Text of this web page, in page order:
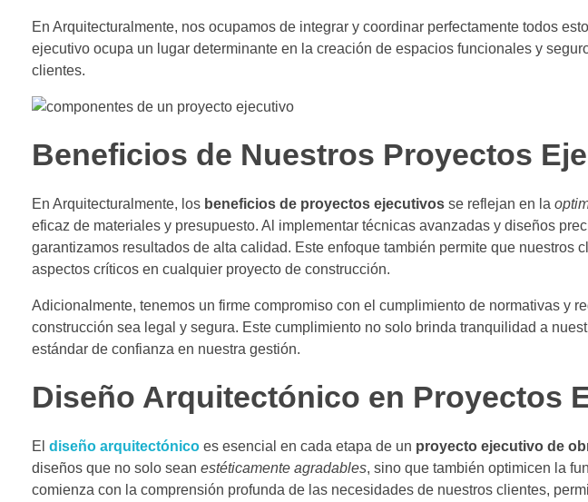
En Arquitecturalmente, nos ocupamos de integrar y coordinar perfectamente todos
ejecutivo ocupa un lugar determinante en la creación de espacios funcionales y
clientes.
Beneficios de Nuestros Proyectos
En Arquitecturalmente, los beneficios de proyectos ejecutivos se reflejan en la
eficaz de materiales y presupuesto. Al implementar técnicas avanzadas y diseños
garantizamos resultados de alta calidad. Este enfoque también permite que nuestros
aspectos críticos en cualquier proyecto de construcción.
Adicionalmente, tenemos un firme compromiso con el cumplimiento de normativas y
construcción sea legal y segura. Este cumplimiento no solo brinda tranquilidad a
estándar de confianza en nuestra gestión.
Diseño Arquitectónico en Proyectos
El diseño arquitectónico es esencial en cada etapa de un proyecto ejecutivo de
diseños que no solo sean estéticamente agradables, sino que también optimicen la
comienza con la comprensión profunda de las necesidades de nuestros clientes,